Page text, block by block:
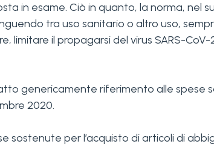
in esame. Ciò in quanto, la norma, nel
tra uso sanitario o altro uso,
limitare il propagarsi del virus SARS-
genericamente riferimento alle spese
2020.
sostenute per l’acquisto di articoli di